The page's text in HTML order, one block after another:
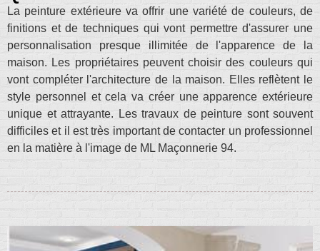
La peinture extérieure va offrir une variété de couleurs, de
finitions et de techniques qui vont permettre d'assurer une
personnalisation presque illimitée de l'apparence de la
maison. Les propriétaires peuvent choisir des couleurs qui
vont compléter l'architecture de la maison. Elles reflètent le
style personnel et cela va créer une apparence extérieure
unique et attrayante. Les travaux de peinture sont souvent
difficiles et il est très important de contacter un professionnel
en la matière à l'image de ML Maçonnerie 94.